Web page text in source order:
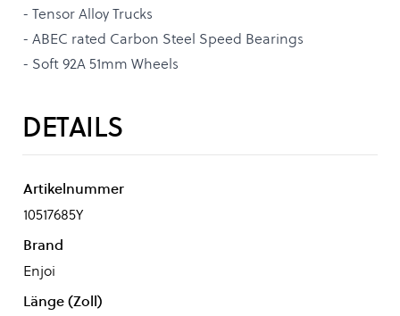
- Tensor Alloy Trucks
- ABEC rated Carbon Steel Speed Bearings
- Soft 92A 51mm Wheels
DETAILS
Artikelnummer
10517685Y
Brand
Enjoi
Länge (Zoll)